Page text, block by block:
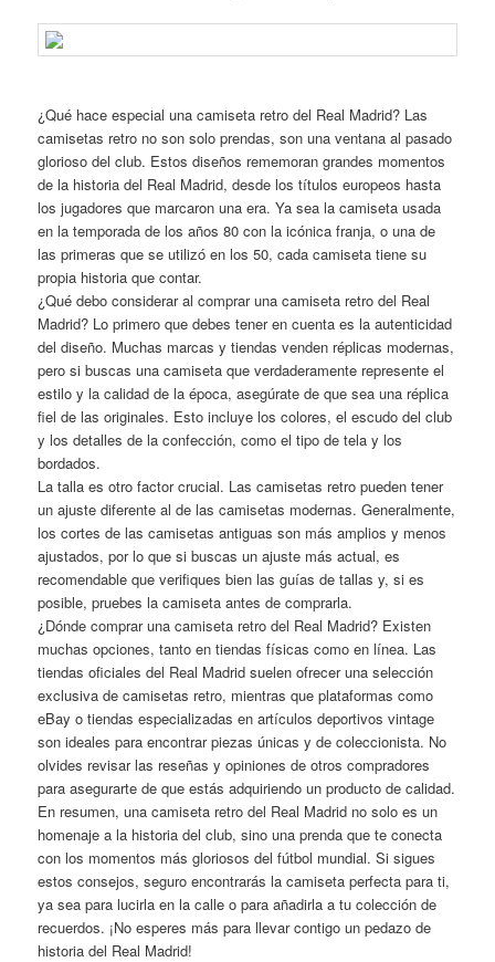
¿Qué hace especial una camiseta retro del Real Madrid? Las
camisetas retro no son solo prendas, son una ventana al pasado
glorioso del club. Estos diseños rememoran grandes momentos
de la historia del Real Madrid, desde los títulos europeos hasta
los jugadores que marcaron una era. Ya sea la camiseta usada
en la temporada de los años 80 con la icónica franja, o una de
las primeras que se utilizó en los 50, cada camiseta tiene su
propia historia que contar.
¿Qué debo considerar al comprar una camiseta retro del Real
Madrid? Lo primero que debes tener en cuenta es la autenticidad
del diseño. Muchas marcas y tiendas venden réplicas modernas,
pero si buscas una camiseta que verdaderamente represente el
estilo y la calidad de la época, asegúrate de que sea una réplica
fiel de las originales. Esto incluye los colores, el escudo del club
y los detalles de la confección, como el tipo de tela y los
bordados.
La talla es otro factor crucial. Las camisetas retro pueden tener
un ajuste diferente al de las camisetas modernas. Generalmente,
los cortes de las camisetas antiguas son más amplios y menos
ajustados, por lo que si buscas un ajuste más actual, es
recomendable que verifiques bien las guías de tallas y, si es
posible, pruebes la camiseta antes de comprarla.
¿Dónde comprar una camiseta retro del Real Madrid? Existen
muchas opciones, tanto en tiendas físicas como en línea. Las
tiendas oficiales del Real Madrid suelen ofrecer una selección
exclusiva de camisetas retro, mientras que plataformas como
eBay o tiendas especializadas en artículos deportivos vintage
son ideales para encontrar piezas únicas y de coleccionista. No
olvides revisar las reseñas y opiniones de otros compradores
para asegurarte de que estás adquiriendo un producto de calidad.
En resumen, una camiseta retro del Real Madrid no solo es un
homenaje a la historia del club, sino una prenda que te conecta
con los momentos más gloriosos del fútbol mundial. Si sigues
estos consejos, seguro encontrarás la camiseta perfecta para ti,
ya sea para lucirla en la calle o para añadirla a tu colección de
recuerdos. ¡No esperes más para llevar contigo un pedazo de
historia del Real Madrid!